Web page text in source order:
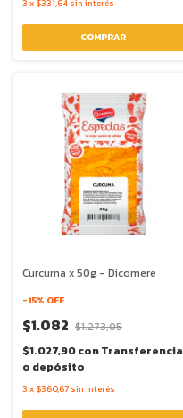
3 x $331,64 sin interés
Curcuma x 50g - Dicomere
-15% OFF
$1.082 $1.273,05
$1.027,90conTransferencia
o depósito
3 x $360,67 sin interés